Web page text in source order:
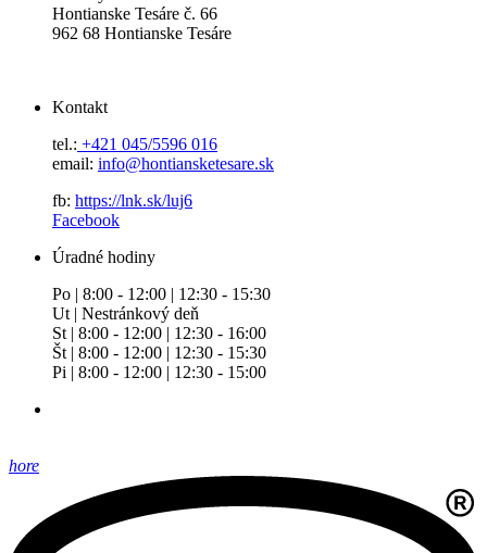
Hontianske Tesáre č. 66
962 68 Hontianske Tesáre
Kontakt
tel.: +421 045/5596 016
email: info@hontiansketesare.sk
fb: https://lnk.sk/luj6
Facebook
Úradné hodiny
Po | 8:00 - 12:00 | 12:30 - 15:30
Ut | Nestránkový deň
St | 8:00 - 12:00 | 12:30 - 16:00
Št | 8:00 - 12:00 | 12:30 - 15:30
Pi | 8:00 - 12:00 | 12:30 - 15:00
hore